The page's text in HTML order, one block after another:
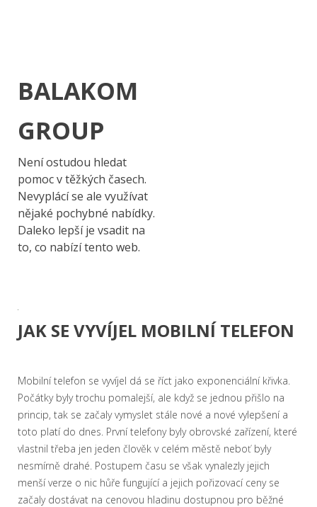
BALAKOM
GROUP
Není ostudou hledat
pomoc v těžkých časech.
Nevyplácí se ale využívat
nějaké pochybné nabídky.
Daleko lepší je vsadit na
to, co nabízí tento web.
JAK SE VYVÍJEL MOBILNÍ TELEFON
Mobilní telefon se vyvíjel dá se říct jako exponenciální křivka.
Počátky byly trochu pomalejší, ale když se jednou přišlo na
princip, tak se začaly vymyslet stále nové a nové vylepšení a
toto platí do dnes. První telefony byly obrovské zařízení, které
vlastnil třeba jen jeden člověk v celém městě neboť byly
nesmírně drahé. Postupem času se však vynalezly jejich
menší verze o nic hůře fungující a jejich pořizovací ceny se
začaly dostávat na cenovou hladinu dostupnou pro běžné